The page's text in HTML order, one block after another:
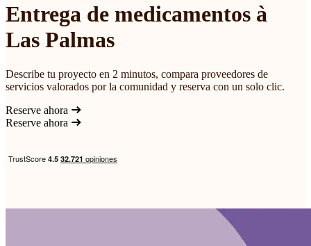
Entrega de medicamentos à
Las Palmas
Describe tu proyecto en 2 minutos, compara proveedores de
servicios valorados por la comunidad y reserva con un solo clic.
Reserve ahora
Reserve ahora